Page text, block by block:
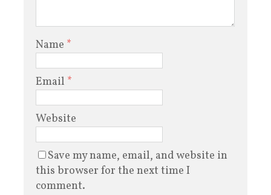
Name *
Email *
Website
Save my name, email, and website in
this browser for the next time I
comment.